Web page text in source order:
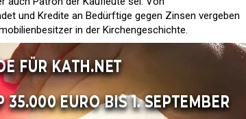
und Kredite an Bedürftige gegen Zinsen vergeben
in der Kirchengeschichte.